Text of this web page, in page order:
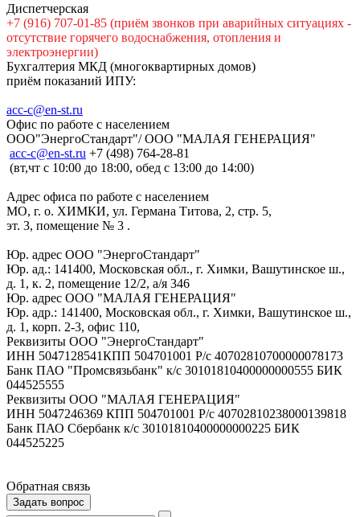
Диспетчерская
+7 (916) 707-01-85 (приём звонков при аварийных ситуациях -
отсутствие горячего водоснабжения, отопления и
электроэнергии)
Бухгалтерия МКД (многоквартирных домов)
приём показаний ИПУ:
acc-c@en-st.ru
Офис по работе с населением
ООО"ЭнергоСтандарт"/ ООО "МАЛАЯ ГЕНЕРАЦИЯ"
асс-с@en-st.ru +7 (498) 764-28-81
(вт,чт с 10:00 до 18:00, обед с 13:00 до 14:00)
Адрес офиса по работе с населением
МО, г. о. ХИМКИ, ул. Германа Титова, 2, стр. 5,
эт. 3, помещение № 3 .
Юр. адрес ООО "ЭнергоСтандарт"
Юр. ад.: 141400, Московская обл., г. Химки, Вашутинское ш.,
д. 1, к. 2, помещение 12/2, а/я 346
Юр. адрес ООО "МАЛАЯ ГЕНЕРАЦИЯ"
Юр. адр.: 141400, Московская обл., г. Химки, Вашутинское ш.,
д. 1, корп. 2-3, офис 110,
Реквизиты ООО "ЭнергоСтандарт"
ИНН 5047128541КПП 504701001 Р/с 40702810700000078173
Банк ПАО "Промсвязьбанк" к/с 30101810400000000555 БИК
044525555
Реквизиты ООО "МАЛАЯ ГЕНЕРАЦИЯ"
ИНН 5047246369 КПП 504701001 Р/с 40702810238000139818
Банк ПАО Сбербанк к/с 30101810400000000225 БИК
044525225
Обратная связь
Задать вопрос